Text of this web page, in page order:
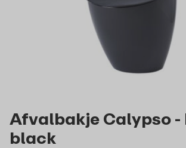
Afvalbakje Calypso -
black